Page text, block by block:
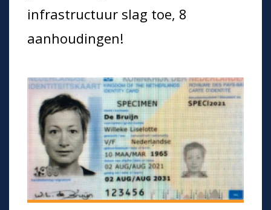
infrastructuur slag toe, 8
aanhoudingen!